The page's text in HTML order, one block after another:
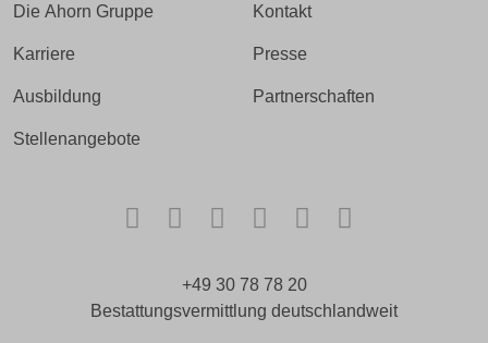
Die Ahorn Gruppe
Karriere
Ausbildung
Stellenangebote
Kontakt
Presse
Partnerschaften
+49 30 78 78 20
Bestattungsvermittlung deutschlandweit